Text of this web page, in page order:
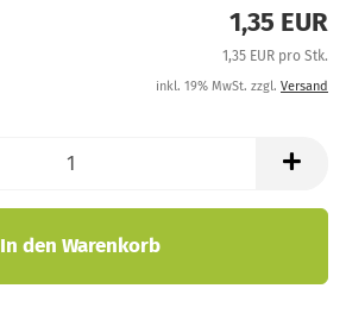
1,35 EUR
1,35 EUR pro Stk.
inkl. 19% MwSt. zzgl. Versand
In den Warenkorb